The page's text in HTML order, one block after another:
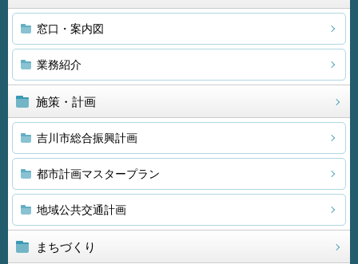
窓口・案内図
業務紹介
施策・計画
吉川市総合振興計画
都市計画マスタープラン
地域公共交通計画
まちづくり